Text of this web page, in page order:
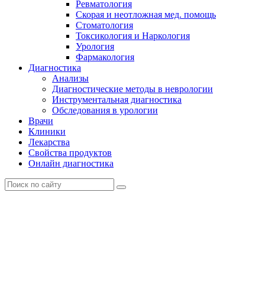
Ревматология
Скорая и неотложная мед. помощь
Стоматология
Токсикология и Наркология
Урология
Фармакология
Диагностика
Анализы
Диагностические методы в неврологии
Инструментальная диагностика
Обследования в урологии
Врачи
Клиники
Лекарства
Свойства продуктов
Онлайн диагностика